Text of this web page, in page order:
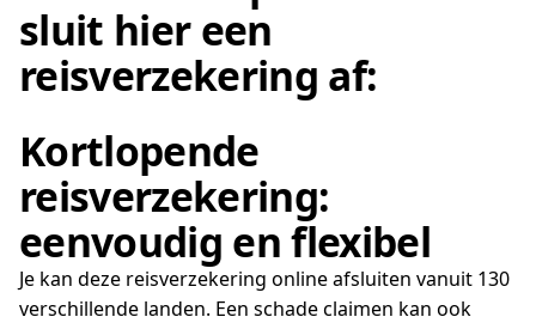
sluit hier een
reisverzekering af:
Kortlopende
reisverzekering:
eenvoudig en flexibel
Je kan deze reisverzekering online afsluiten vanuit 130
verschillende landen. Een schade claimen kan ook